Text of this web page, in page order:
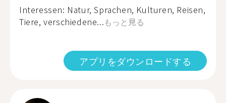
Interessen: Natur, Sprachen, Kulturen, Reisen,
Tiere, verschiedene...もっと見る
アプリをダウンロードする